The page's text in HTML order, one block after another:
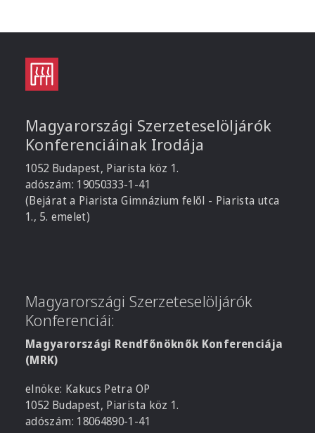
Magyarországi Szerzeteselöljárók
Konferenciáinak Irodája
1052 Budapest, Piarista köz 1.
adószám: 19050333-1-41
(Bejárat a Piarista Gimnázium felől - Piarista utca
1., 5. emelet)
Magyarországi Szerzeteselöljárók
Konferenciái:
Magyarországi Rendfőnöknők Konferenciája
(MRK)
elnöke: Kakucs Petra OP
1052 Budapest, Piarista köz 1.
adószám: 18064890-1-41